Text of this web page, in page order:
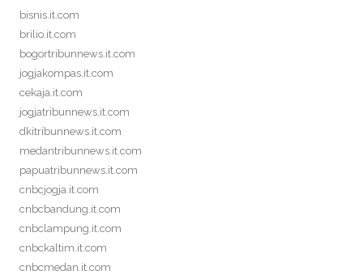
bisnis.it.com
brilio.it.com
bogortribunnews.it.com
jogjakompas.it.com
cekaja.it.com
jogjatribunnews.it.com
dkitribunnews.it.com
medantribunnews.it.com
papuatribunnews.it.com
cnbcjogja.it.com
cnbcbandung.it.com
cnbclampung.it.com
cnbckaltim.it.com
cnbcmedan.it.com